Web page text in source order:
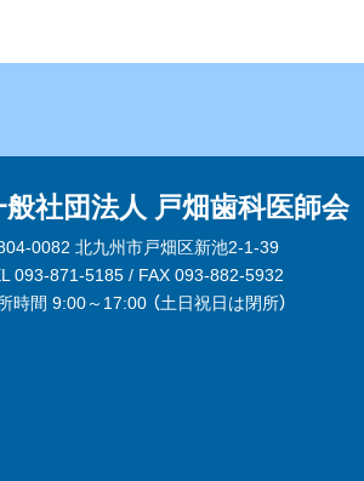
般社団法人 戸畑歯科医師会
0082 北九州市戸畑区新池2-1-39
093-871-5185 / FAX 093-882-5932
時間 9:00～17:00 （土日祝日は閉所）